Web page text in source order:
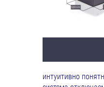
интуитивно